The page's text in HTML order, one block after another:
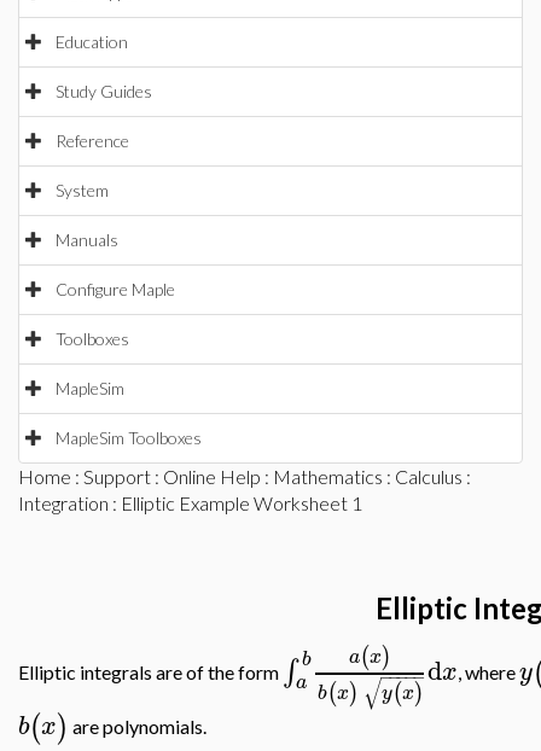
Education
Study Guides
Reference
System
Manuals
Configure Maple
Toolboxes
MapleSim
MapleSim Toolboxes
Home : Support : Online Help : Mathematics : Calculus :
Integration : Elliptic Example Worksheet 1
Elliptic
Elliptic integrals are of the form ∫ b
a
a(x)
b(x) y(x)
− −
−−−
√ dx , wherey
b(x) are polynomials.